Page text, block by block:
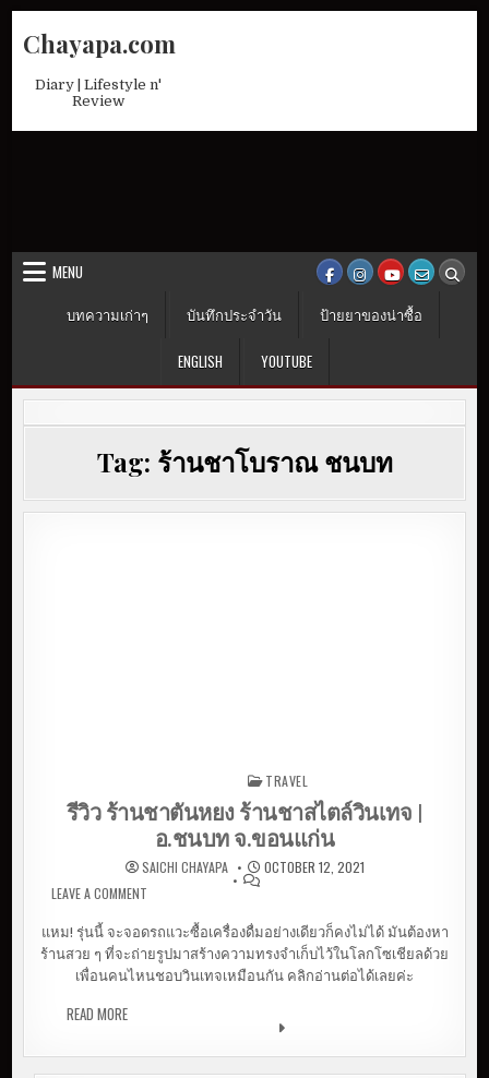
Chayapa.com
Diary | Lifestyle n'
Review
MENU
บทความเก่าๆ
บันทึกประจำวัน ป้ายยาของน่าซื้อ
ENGLISH YOUTUBE
Tag: ร้านชาโบราณ ชนบท
TRAVEL
รีวิว ร้านชาตันหยง ร้านชาสไตล์วินเทจ |
อ.ชนบท จ.ขอนแก่น
SAICHI CHAYAPA
OCTOBER 12, 2021
LEAVE A COMMENTON รีวิว ร้านชาตันหยง ร้านชาสไตล์วินเทจ | อ.ชนบท
แหม! รุ่นนี้ จะจอดรถแวะซื้อเครื่องดื่มอย่างเดียวก็คงไม่ได้ มันต้องหา
ร้านสวย ๆ ที่จะถ่ายรูปมาสร้างความทรงจำเก็บไว้ในโลกโซเชียลด้วย
เพื่อนคนไหนชอบวินเทจเหมือนกัน คลิกอ่านต่อได้เลยค่ะ
READ MOREรีวิว ร้านชาตันหยง ร้านชาสไตล์วินเทจ | อ.ชนบท